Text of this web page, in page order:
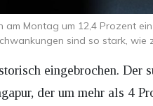
am Montag um 12,4 Prozent
sind so stark, wie
eingebrochen. Der
der um mehr als 4